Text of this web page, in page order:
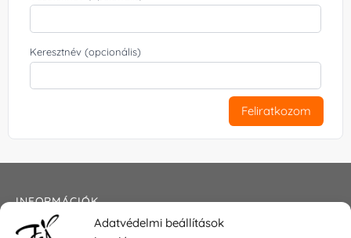
Adatvédelmi beállítások
Keresztnév (opcionális)
Feliratkozom
INFORMÁCIÓK
Általános szerződési feltételek